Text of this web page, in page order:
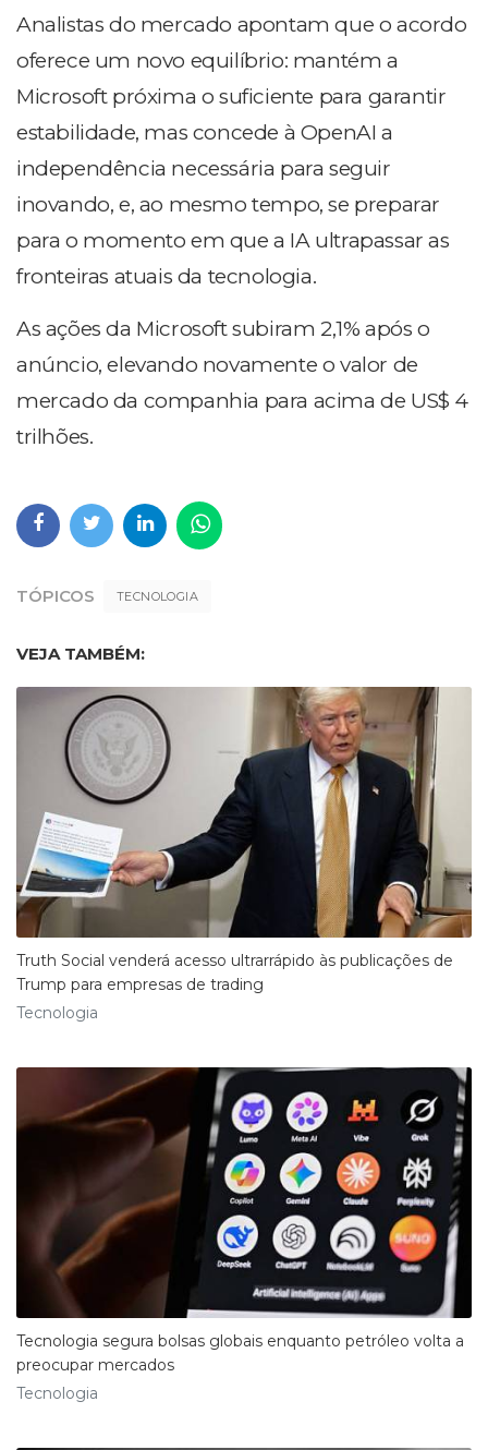
Analistas do mercado apontam que o acordo
oferece um novo equilíbrio: mantém a
Microsoft próxima o suficiente para garantir
estabilidade, mas concede à OpenAI a
independência necessária para seguir
inovando, e, ao mesmo tempo, se preparar
para o momento em que a IA ultrapassar as
fronteiras atuais da tecnologia.
As ações da Microsoftsubiram 2,1% após o
anúncio, elevando novamente o valor de
mercado da companhia para acima de US$ 4
trilhões.
TÓPICOS TECNOLOGIA
VEJA TAMBÉM:
Truth Social venderá acesso ultrarrápido às publicações de
Trump para empresas de trading
Tecnologia
Tecnologia segura bolsas globais enquanto petróleo volta a
preocupar mercados
Tecnologia